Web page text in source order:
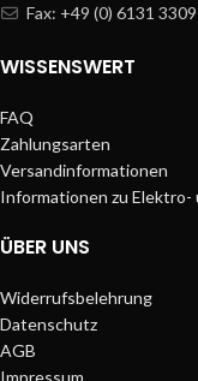
Fax: +49 (0) 6131
WISSENSWERT
FAQ
Zahlungsarten
Versandinformationen
Informationen zu
ÜBER UNS
Widerrufsbelehrung
Datenschutz
AGB